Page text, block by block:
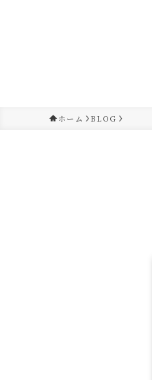
ホーム BLOG